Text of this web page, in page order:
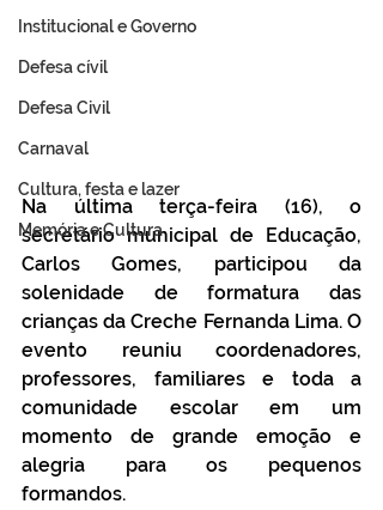
Institucional e Governo
Defesa cívil
Defesa Civil
Carnaval
Cultura, festa e lazer
Memória e Cultura
Na última terça-feira (16), o
secretário municipal de Educação,
Carlos Gomes, participou da
solenidade de formatura das
crianças da Creche Fernanda Lima. O
evento reuniu coordenadores,
professores, familiares e toda a
comunidade escolar em um
momento de grande emoção e
alegria para os pequenos
formandos.